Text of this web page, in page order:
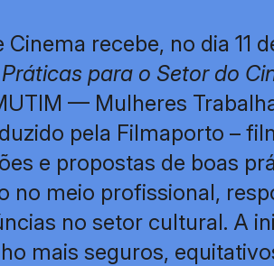
recebe, no dia 11
para o Setor do
— Mulheres
pela Filmaporto –
e propostas de boas
no meio profissional,
no setor cultural. A
mais seguros,